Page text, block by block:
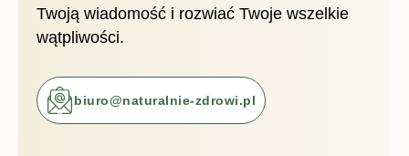
Twoją wiadomość i rozwiać Twoje wszelkie
wątpliwości.
biuro@naturalnie-zdrowi.pl